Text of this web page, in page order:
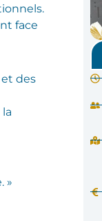
face
des
»